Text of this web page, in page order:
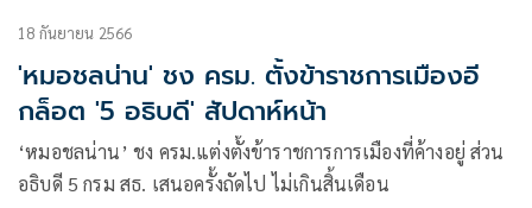
18 กันยายน 2566
'หมอชลน่าน' ชง ครม. ตั้งข้าราชการเมืองอี
กล็อต '5 อธิบดี' สัปดาห์หน้า
‘หมอชลน่าน’ ชง ครม.แต่งตั้งข้าราชการการเมืองที่ค้างอยู่ ส่วน
อธิบดี 5 กรม สธ. เสนอครั้งถัดไป ไม่เกินสิ้นเดือน